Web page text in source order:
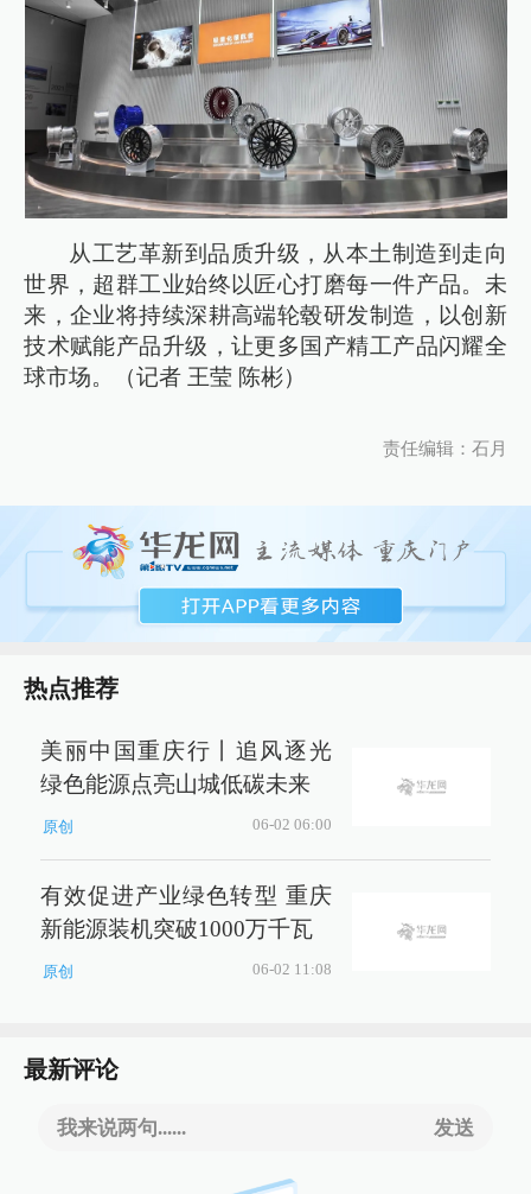
从工艺革新到品质升级，从本土制造到走向
世界，超群工业始终以匠心打磨每一件产品。未
来，企业将持续深耕高端轮毂研发制造，以创新
技术赋能产品升级，让更多国产精工产品闪耀全
球市场。（记者 王莹 陈彬）
责任编辑：石月
热点推荐
美丽中国重庆行丨追风逐光
绿色能源点亮山城低碳未来
原创 06-02 06:00
有效促进产业绿色转型 重庆
新能源装机突破1000万千瓦
原创 06-02 11:08
最新评论
我来说两句...... 发送